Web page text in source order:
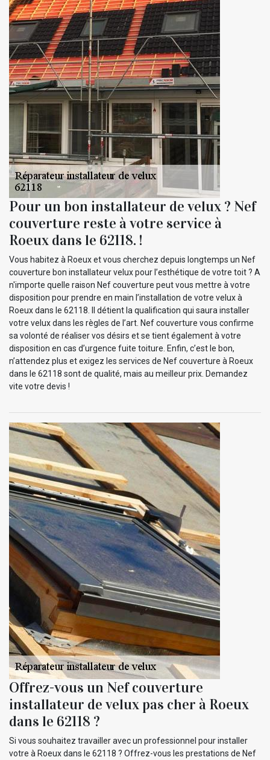
Pour un bon installateur de velux ? Nef
couverture reste à votre service à
Roeux dans le 62118. !
Vous habitez à Roeux et vous cherchez depuis longtemps un Nef
couverture bon installateur velux pour l’esthétique de votre toit ? A
n'importe quelle raison Nef couverture peut vous mettre à votre
disposition pour prendre en main l’installation de votre velux à
Roeux dans le 62118. Il détient la qualification qui saura installer
votre velux dans les règles de l’art. Nef couverture vous confirme
sa volonté de réaliser vos désirs et se tient également à votre
disposition en cas d’urgence fuite toiture. Enfin, c’est le bon,
n’attendez plus et exigez les services de Nef couverture à Roeux
dans le 62118 sont de qualité, mais au meilleur prix. Demandez
vite votre devis !
Offrez-vous un Nef couverture
installateur de velux pas cher à Roeux
dans le 62118 ?
Si vous souhaitez travailler avec un professionnel pour installer
votre à Roeux dans le 62118 ? Offrez-vous les prestations de Nef